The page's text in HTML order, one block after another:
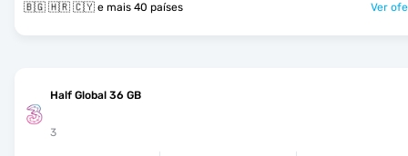
🇧🇬 🇭🇷 🇨🇾 e mais 40 países Ver
Half Global 36 GB
3